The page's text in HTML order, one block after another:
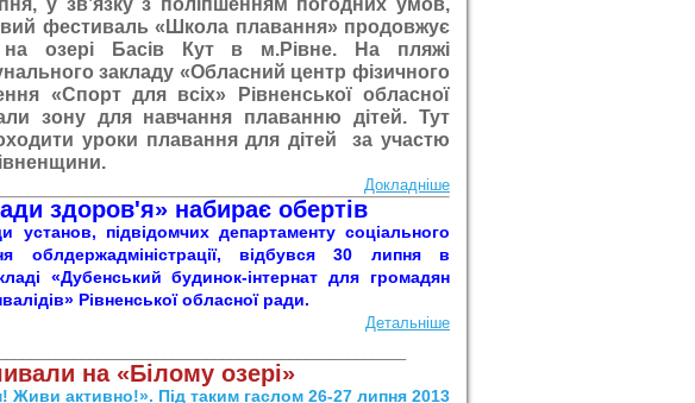
у зв’язку з поліпшенням погодних умов,
фестиваль «Школа плавання» продовжує
на озері Басів Кут в м.Рівне. На пляжі
закладу «Обласний центр фізичного
«Спорт для всіх» Рівненської обласної
зону для навчання плаванню дітей. Тут
уроки плаваннядля дітей за участю
Докладніше
здоров'я» набирає обертів
установ, підвідомчих департаменту соціального
облдержадміністрації, відбувся 30 липня в
«Дубенський будинок-інтернат для громадян
Рівненської обласної ради.
Детальніше
на «Білому озері»
Живи активно!». Під таким гаслом 26-27 липня 2013